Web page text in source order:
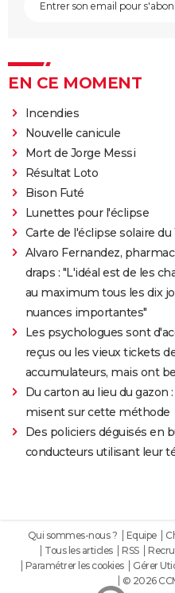
EN CE MOMENT
Incendies
Nouvelle canicule
Mort de Jorge Messi
Résultat Loto
Bison Futé
Lunettes pour l'éclipse
Carte de l'éclipse solaire du
Alvaro Fernandez,
draps : "L'idéal est de les
au maximum tous les dix
nuances importantes"
Les psychologues sont
reçus ou les vieux tickets
accumulateurs, mais ont
Du carton au lieu du gazon
misent sur cette méthode
Des policiers déguisés en
conducteurs utilisant leur
Qui sommes-nous ? Equipe
Tous les articles
RSS
Paramétrer les cookies
Gérer
© 2026